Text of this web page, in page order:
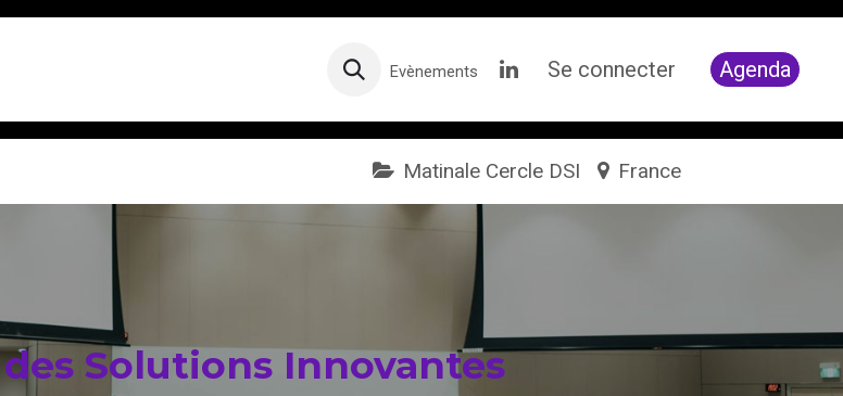
Evènements Se connecter Agenda
Matinale Cercle DSI France
Solutions Innovantes